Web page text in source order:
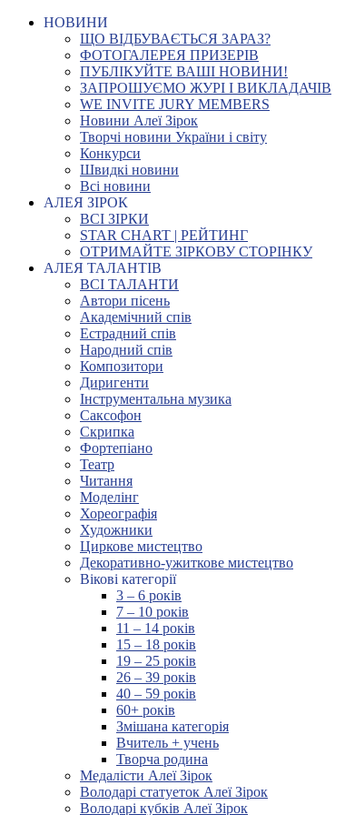
НОВИНИ
ЩО ВІДБУВАЄТЬСЯ ЗАРАЗ?
ФОТОГАЛЕРЕЯ ПРИЗЕРІВ
ПУБЛІКУЙТЕ ВАШІ НОВИНИ!
ЗАПРОШУЄМО ЖУРІ І ВИКЛАДАЧІВ
WE INVITE JURY MEMBERS
Новини Алеї Зірок
Творчі новини України і світу
Конкурси
Швидкі новини
Всі новини
АЛЕЯ ЗІРОК
ВСІ ЗІРКИ
STAR CHART | РЕЙТИНГ
ОТРИМАЙТЕ ЗІРКОВУ СТОРІНКУ
АЛЕЯ ТАЛАНТІВ
ВСІ ТАЛАНТИ
Автори пісень
Академічний спів
Естрадний спів
Народний спів
Композитори
Диригенти
Інструментальна музика
Саксофон
Скрипка
Фортепіано
Театр
Читання
Моделінг
Хореографія
Художники
Циркове мистецтво
Декоративно-ужиткове мистецтво
Вікові категорії
3 – 6 років
7 – 10 років
11 – 14 років
15 – 18 років
19 – 25 років
26 – 39 років
40 – 59 років
60+ років
Змішана категорія
Вчитель + учень
Творча родина
Медалісти Алеї Зірок
Володарі статуеток Алеї Зірок
Володарі кубків Алеї Зірок